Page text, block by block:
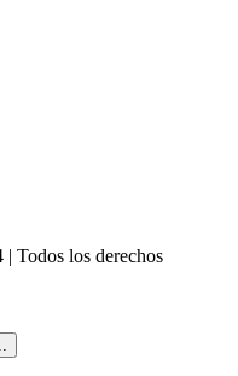
Todos los derechos